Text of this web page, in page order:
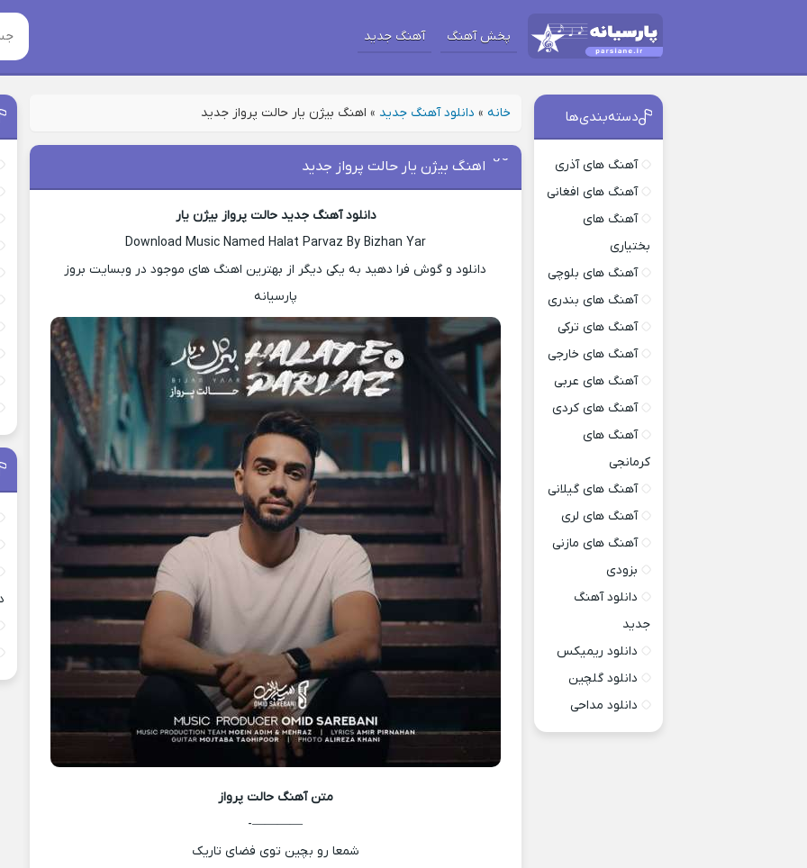
پخش آهنگ آهنگ جدید
خانه » دانلود آهنگ جدید » اهنگ بیژن یار حالت پرواز جدید
اهنگ بیژن یار حالت پرواز جدید
دانلود آهنگ جدید حالت پرواز بیژن یار
Download Music Named Halat Parvaz By Bizhan Yar
دانلود و گوش فرا دهید به یکی دیگر از بهترین اهنگ های موجود در وبسایت بروز
پارسیانه
متن آهنگ حالت پرواز
————-
شمعا رو بچین توی فضای تاریک
دسته‌بندی‌ها
آهنگ های آذری
آهنگ های افغانی
آهنگ های
بختیاری
آهنگ های بلوچی
آهنگ های بندری
آهنگ های ترکی
آهنگ های خارجی
آهنگ های عربی
آهنگ های کردی
آهنگ های
کرمانجی
آهنگ های گیلانی
آهنگ های لری
آهنگ های مازنی
بزودی
دانلود آهنگ
جدید
دانلود ریمیکس
دانلود گلچین
دانلود مداحی